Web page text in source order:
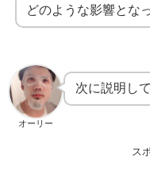
どのような影響とな
オーリー
次に説明し
ス